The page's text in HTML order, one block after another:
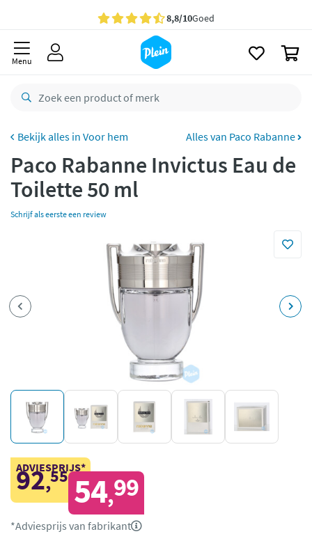
Gratisbezorging vanaf 35,- *
besteld,
retourneren
bezorgd
Betaal met Klarna
Menu
Voor hem Alles van Paco Rabanne
Paco Rabanne Invictus Eau de
Toilette 50 ml
Schrijf als eerste een review
ADVIESPRIJS*
92,55 54,99
*Adviesprijs van fabrikant